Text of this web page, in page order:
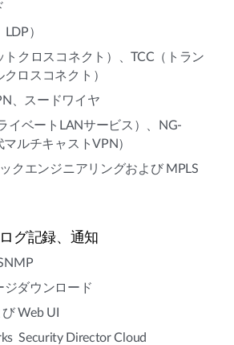
）
トクロスコネクト）、TCC（トラン
ロスコネクト）
、スードワイヤ
イベートLANサービス）、NG-
ルチキャストVPN）
クエンジニアリングおよび MPLS
グ記録、通知
ジダウンロード
Web UI
Security Director Cloud